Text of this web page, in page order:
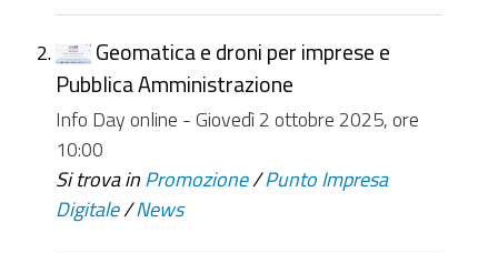
Geomatica e droni per imprese e
Pubblica Amministrazione
Info Day online - Giovedì 2 ottobre 2025, ore
10:00
Si trova in Promozione /Punto Impresa
Digitale /News